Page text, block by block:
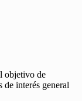
objetivo de
de interés general